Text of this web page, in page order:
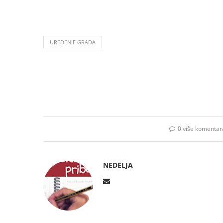
UREĐENJE GRADA
0 više
NEDELJA